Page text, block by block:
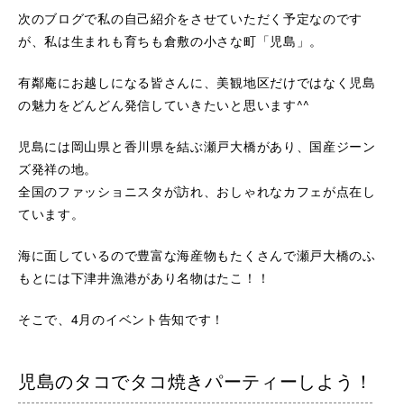
次のブログで私の自己紹介をさせていただく予定なのです
が、私は生まれも育ちも倉敷の小さな町「児島」。
有鄰庵にお越しになる皆さんに、美観地区だけではなく児島
の魅力をどんどん発信していきたいと思います^^
児島には岡山県と香川県を結ぶ瀬戸大橋があり、国産ジーン
ズ発祥の地。
全国のファッショニスタが訪れ、おしゃれなカフェが点在し
ています。
海に面しているので豊富な海産物もたくさんで瀬戸大橋のふ
もとには下津井漁港があり名物はたこ！！
そこで、4月のイベント告知です！
児島のタコでタコ焼きパーティーしよう！